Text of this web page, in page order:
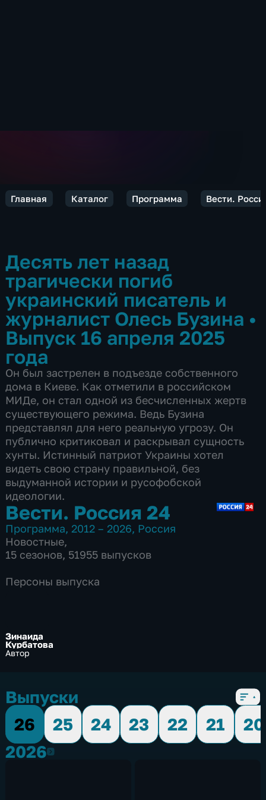
Главная Каталог Программа Вести.
Десять лет назад
трагически погиб
украинский писатель и
журналист Олесь Бузина •
Выпуск 16 апреля 2025
года
Он был застрелен в подъезде собственного
дома в Киеве. Как отметили в российском
МИДе, он стал одной из бесчисленных жертв
существующего режима. Ведь Бузина
представлял для него реальную угрозу. Он
публично критиковал и раскрывал сущность
хунты. Истинный патриот Украины хотел
видеть свою страну правильной, без
выдуманной истории и русофобской
идеологии.
Вести. Россия 24
Программа, 2012 – 2026, Россия
Новостные,
15 сезонов, 51955 выпусков
Персоны выпуска
Зинаида
Курбатова
Автор
Выпуски
26
25 24 23 22 21
20
20262026